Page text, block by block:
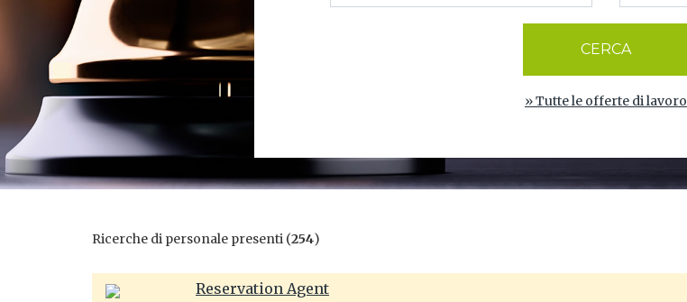
CERCA
» Tutte le offerte di lavoro
Ricerche di personale presenti (254)
Reservation Agent